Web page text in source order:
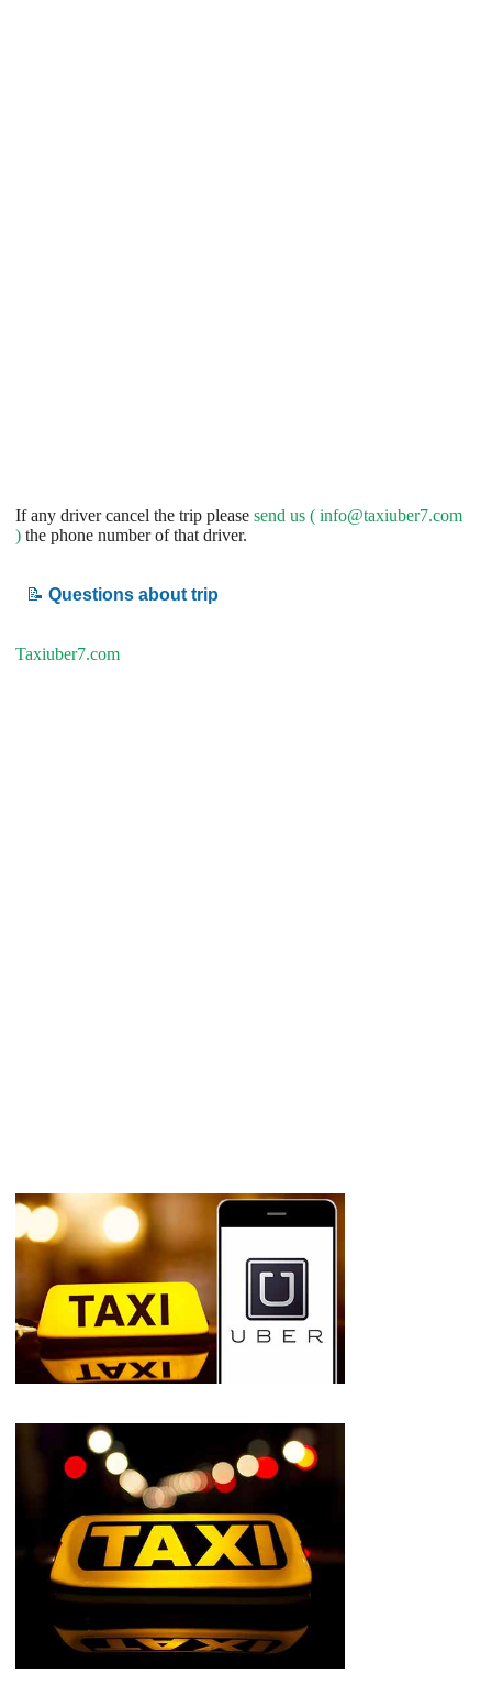
If any driver cancel the trip please send us ( info@taxiuber7.com
) the phone number of that driver.
📝 Questions about trip
Taxiuber7.com